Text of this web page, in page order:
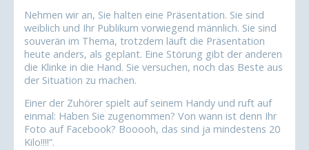
Nehmen wir an, Sie halten eine Präsentation. Sie sind
weiblich und Ihr Publikum vorwiegend männlich. Sie sind
souverän im Thema, trotzdem läuft die Präsentation
heute anders, als geplant. Eine Störung gibt der anderen
die Klinke in die Hand. Sie versuchen, noch das Beste aus
der Situation zu machen.
Einer der Zuhörer spielt auf seinem Handy und ruft auf
einmal: Haben Sie zugenommen? Von wann ist denn Ihr
Foto auf Facebook? Booooh, das sind ja mindestens 20
Kilo!!!!“.